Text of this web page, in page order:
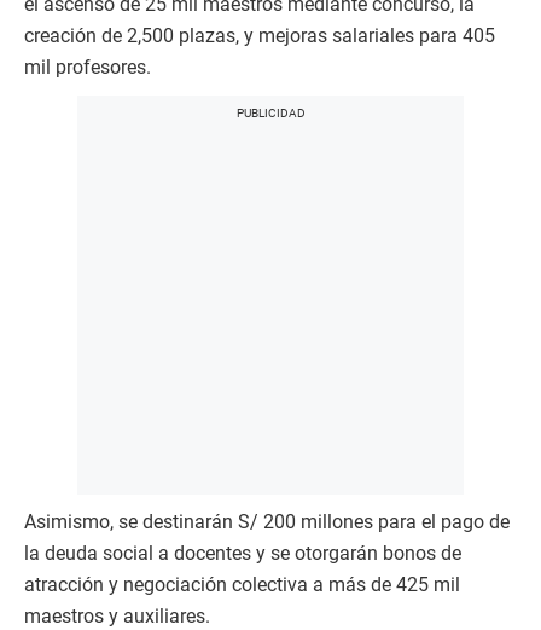
creación de 2,500 plazas, y mejoras salariales para 405
mil profesores.
Asimismo, se destinarán S/ 200 millones para el pago de
la deuda social a docentes y se otorgarán bonos de
atracción y negociación colectiva a más de 425 mil
maestros y auxiliares.